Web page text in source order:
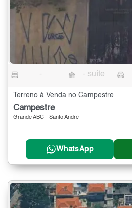
- - suíte
Terreno à Venda no Campestre
Campestre
Grande ABC - Santo André
WhatsApp